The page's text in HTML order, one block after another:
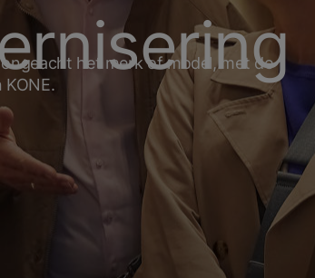
het merk of model, met de